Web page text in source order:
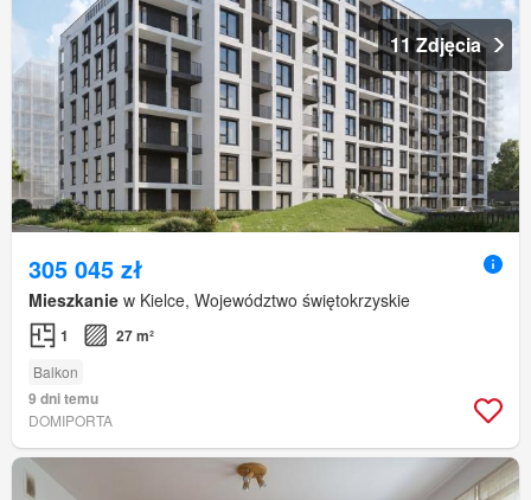
11 Zdjęcia
305 045 zł
Mieszkanie w Kielce, Województwo świętokrzyskie
1 27 m²
Balkon
9 dni temu
DOMIPORTA